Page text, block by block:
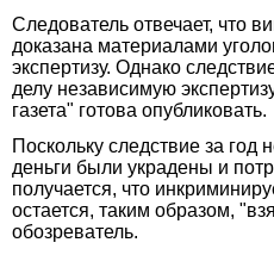
Следователь отвечает, что
доказана материалами
экспертизу. Однако
делу независимую
газета" готова опубликовать.
Поскольку следствие за год
деньги были украдены и
получается, что
остается, таким образом,
обозреватель.